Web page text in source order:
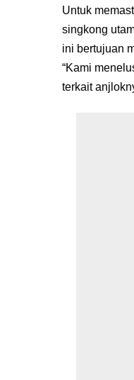
Untuk
singkong
ini bertujuan
“Kami
terkait